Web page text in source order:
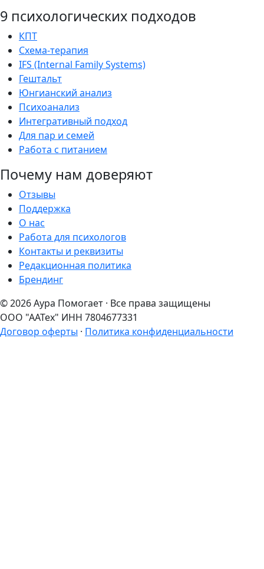
9 психологических подходов
КПТ
Схема-терапия
IFS (Internal Family Systems)
Гештальт
Юнгианский анализ
Психоанализ
Интегративный подход
Для пар и семей
Работа с питанием
Почему нам доверяют
Отзывы
Поддержка
О нас
Работа для психологов
Контакты и реквизиты
Редакционная политика
Брендинг
© 2026 Аура Помогает · Все права защищены
ООО "ААТех" ИНН 7804677331
Договор оферты · Политика конфиденциальности